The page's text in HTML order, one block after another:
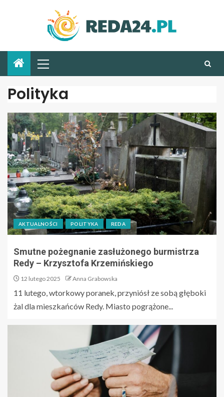
Polityka
AKTUALNOŚCI POLITYKA REDA
Smutne pożegnanie zasłużonego burmistrza
Redy – Krzysztofa Krzemińskiego
12 lutego 2025 Anna Grabowska
11 lutego, wtorkowy poranek, przyniósł ze sobą głęboki
żal dla mieszkańców Redy. Miasto pogrążone...